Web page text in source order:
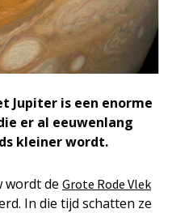
Jupiter is een enorme
er al eeuwenlang
kleiner wordt.
wordt de Grote Rode Vlek
In die tijd schatten ze